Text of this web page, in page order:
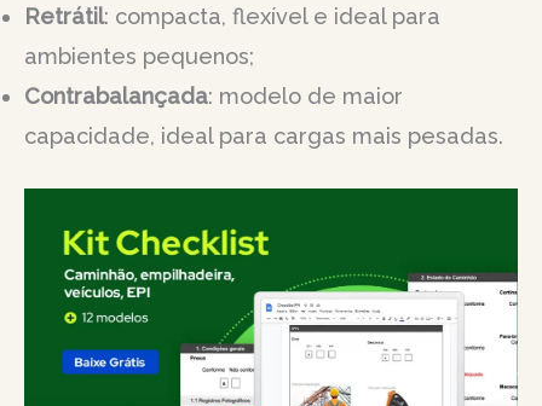
Retrátil: compacta, flexível e ideal para
ambientes pequenos;
Contrabalançada: modelo de maior
capacidade, ideal para cargas mais pesadas.